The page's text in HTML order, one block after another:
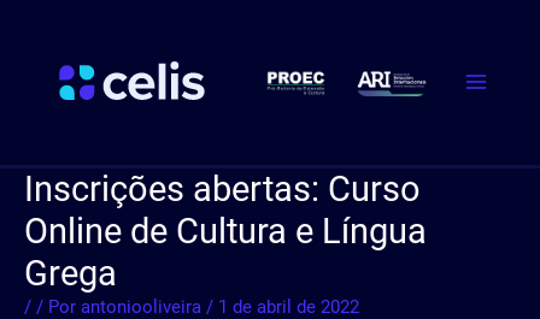
Menu
Inscrições abertas: Curso
Online de Cultura e Língua
Grega
/ / Por antoniooliveira / 1 de abril de 2022